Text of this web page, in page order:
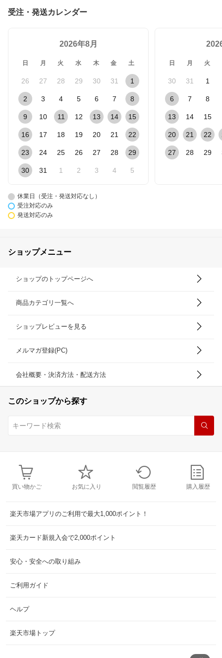
受注・発送カレンダー
2026年8月
日 月 火 水 木 金 土
26 27 28 29 30 31 1
2 3 4 5 6 7 8
9 10 11 12 13 14 15
16 17 18 19 20 21 22
23 24 25 26 27 28 29
30 31 1 2 3 4 5
日 月 火
30 31 1
6 7 8
13 14 15
20 21 22
27 28 29
休業日（受注・発送対応なし）
受注対応のみ
発送対応のみ
ショップメニュー
ショップのトップページへ
商品カテゴリ一覧へ
ショップレビューを見る
メルマガ登録(PC)
会社概要・決済方法・配送方法
このショップから探す
買い物かご お気に入り 閲覧履歴 購入履歴
楽天市場アプリのご利用で最大1,000ポイント！
楽天カード新規入会で2,000ポイント
安心・安全への取り組み
ご利用ガイド
ヘルプ
楽天市場トップ